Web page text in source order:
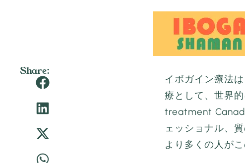
Share:
イボガイン療法
療として、世界
treatment
ェッショナル、
より多くの人が